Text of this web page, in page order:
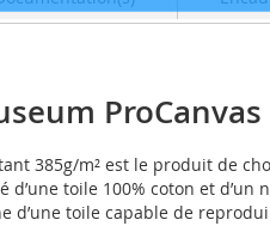
385g/m² est le produit de
toile 100% coton et d’un
d’une toile capable de